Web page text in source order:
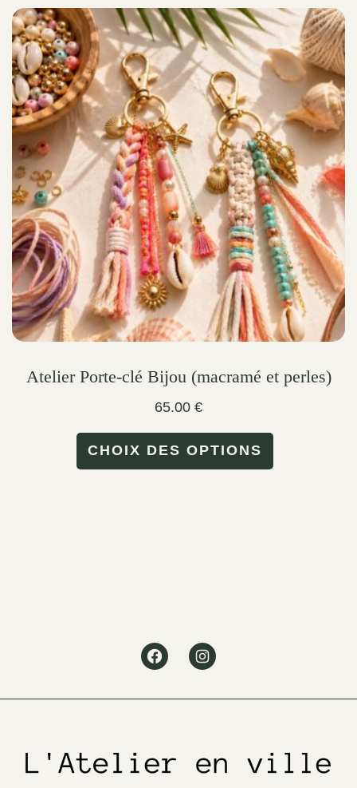
Atelier Porte-clé Bijou (macramé et perles)
65.00 €
CHOIX DES OPTIONS
product
FacebookInstagram